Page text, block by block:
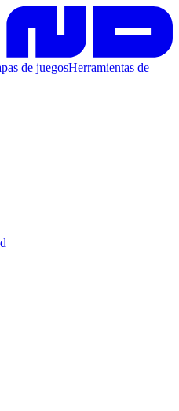
de juegosHerramientas de